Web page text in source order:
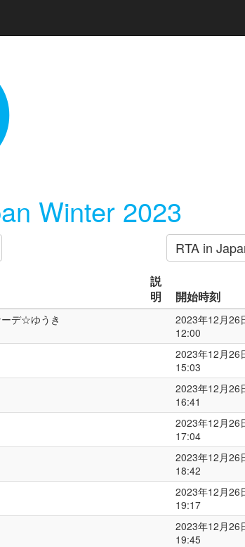
Winter 2023
RTA in
説
明
開始時刻
デ☆ゆうき
2023年12月26
12:00
2023年12月26
15:03
2023年12月26
16:41
2023年12月26
17:04
2023年12月26
18:42
2023年12月26
19:17
2023年12月26
19:45